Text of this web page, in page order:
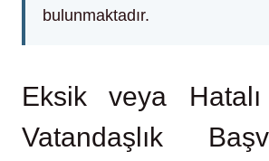
bulunmaktadır.
Eksik veya
Vatandaşlık